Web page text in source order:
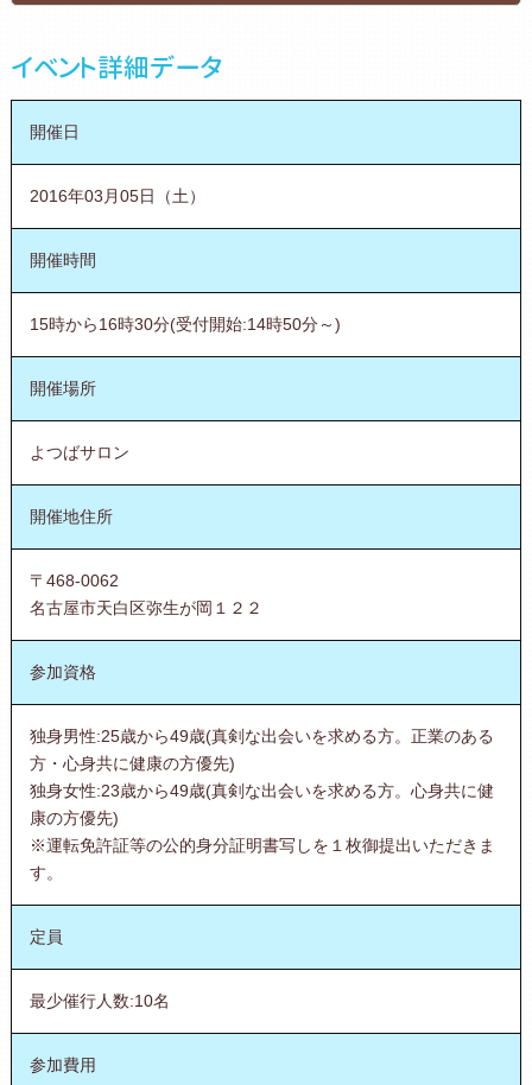
イベント詳細データ
開催日
2016年03月05日（土）
開催時間
15時から16時30分(受付開始:14時50分～)
開催場所
よつばサロン
開催地住所
〒468-0062
名古屋市天白区弥生が岡１２２
参加資格
独身男性:25歳から49歳(真剣な出会いを求める方。正業のある
方・心身共に健康の方優先)
独身女性:23歳から49歳(真剣な出会いを求める方。心身共に健
康の方優先)
※運転免許証等の公的身分証明書写しを１枚御提出いただきま
す。
定員
最少催行人数:10名
参加費用